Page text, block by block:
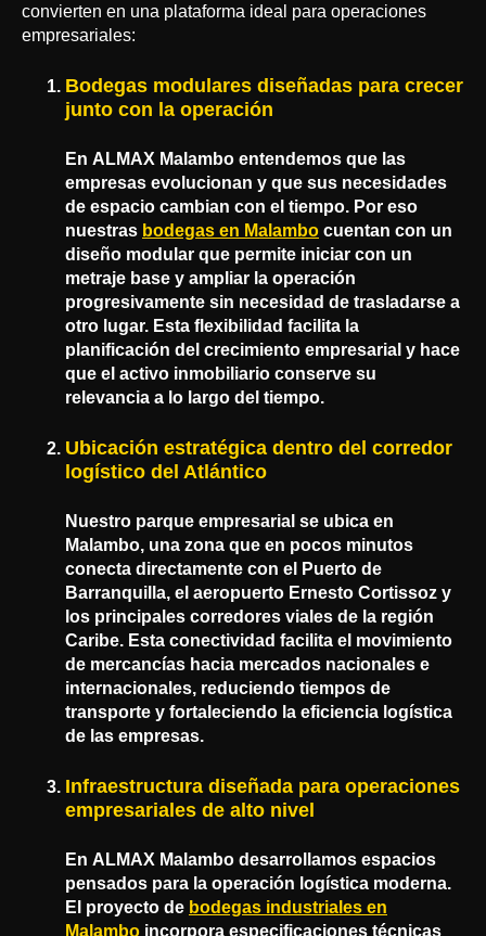
convierten en una plataforma ideal para operaciones
empresariales:
Bodegas modulares diseñadas para crecer
junto con la operación
En ALMAX Malambo entendemos que las
empresas evolucionan y que sus necesidades
de espacio cambian con el tiempo. Por eso
nuestras bodegas en Malambo cuentan con un
diseño modular que permite iniciar con un
metraje base y ampliar la operación
progresivamente sin necesidad de trasladarse a
otro lugar. Esta flexibilidad facilita la
planificación del crecimiento empresarial y hace
que el activo inmobiliario conserve su
relevancia a lo largo del tiempo.
Ubicación estratégica dentro del corredor
logístico del Atlántico
Nuestro parque empresarial se ubica en
Malambo, una zona que en pocos minutos
conecta directamente con el Puerto de
Barranquilla, el aeropuerto Ernesto Cortissoz y
los principales corredores viales de la región
Caribe. Esta conectividad facilita el movimiento
de mercancías hacia mercados nacionales e
internacionales, reduciendo tiempos de
transporte y fortaleciendo la eficiencia logística
de las empresas.
Infraestructura diseñada para operaciones
empresariales de alto nivel
En ALMAX Malambo desarrollamos espacios
pensados para la operación logística moderna.
El proyecto de bodegas industriales en
Malambo incorpora especificaciones técnicas